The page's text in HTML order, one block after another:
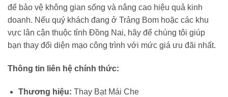
để bảo vệ không gian sống và nâng cao hiệu quả kinh
doanh. Nếu quý khách đang ở Trảng Bom hoặc các khu
vực lân cận thuộc tỉnh Đồng Nai, hãy để chúng tôi giúp
bạn thay đổi diện mạo công trình với mức giá ưu đãi nhất.
Thông tin liên hệ chính thức:
Thương hiệu: Thay Bạt Mái Che